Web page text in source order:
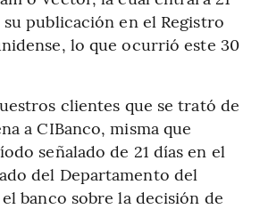
su publicación en el Registro
lo que ocurrió este 30
clientes que se trató de
a CIBanco, misma que
señalado de 21 días en el
del Departamento del
banco sobre la decisión de